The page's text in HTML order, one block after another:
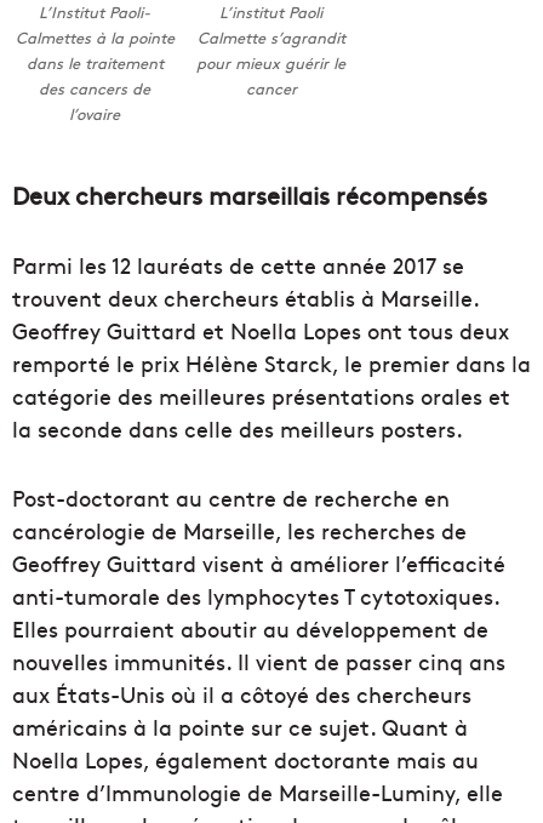
L’Institut Paoli-
Calmettes à la pointe
dans le traitement
des cancers de
l’ovaire
L’institut Paoli
Calmette s’agrandit
pour mieux guérir le
cancer
Deux chercheurs marseillais récompensés
Parmi les 12 lauréats de cette année 2017 se
trouvent deux chercheurs établis à Marseille.
Geoffrey Guittard et Noella Lopes ont tous deux
remporté le prix Hélène Starck, le premier dans la
catégorie des meilleures présentations orales et
la seconde dans celle des meilleurs posters.
Post-doctorant au centre de recherche en
cancérologie de Marseille, les recherches de
Geoffrey Guittard visent à améliorer l’efficacité
anti-tumorale des lymphocytes T cytotoxiques.
Elles pourraient aboutir au développement de
nouvelles immunités. Il vient de passer cinq ans
aux États-Unis où il a côtoyé des chercheurs
américains à la pointe sur ce sujet. Quant à
Noella Lopes, également doctorante mais au
centre d’Immunologie de Marseille-Luminy, elle